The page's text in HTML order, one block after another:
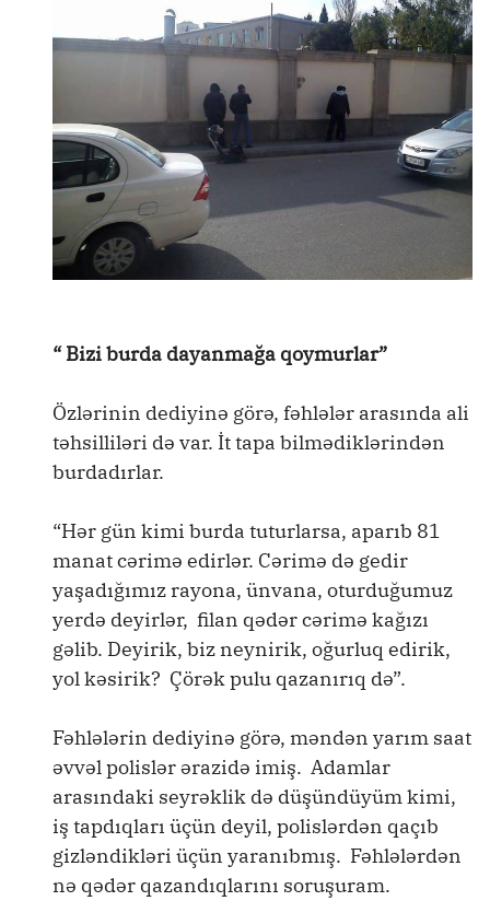
“ Bizi burda dayanmağa qoymurlar”
Özlərinin dediyinə görə, fəhlələr arasında ali
təhsilliləri də var. İt tapa bilmədiklərindən
burdadırlar.
“Hər gün kimi burda tuturlarsa, aparıb 81
manat cərimə edirlər. Cərimə də gedir
yaşadığımız rayona, ünvana, oturduğumuz
yerdə deyirlər, filan qədər cərimə kağızı
gəlib. Deyirik, biz neynirik, oğurluq edirik,
yol kəsirik? Çörək pulu qazanırıq də”.
Fəhlələrin dediyinə görə, məndən yarım saat
əvvəl polislər ərazidə imiş. Adamlar
arasındaki seyrəklik də düşündüyüm kimi,
iş tapdıqları üçün deyil, polislərdən qaçıb
gizləndikləri üçün yaranıbmış. Fəhlələrdən
nə qədər qazandıqlarını soruşuram.